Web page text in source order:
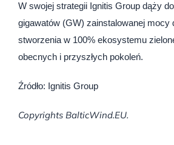
W swojej strategii Ignitis Group dąży
gigawatów (GW) zainstalowanej mocy
stworzenia w 100% ekosystemu
obecnych i przyszłych pokoleń.
Źródło: Ignitis Group
Copyrights BalticWind.EU.